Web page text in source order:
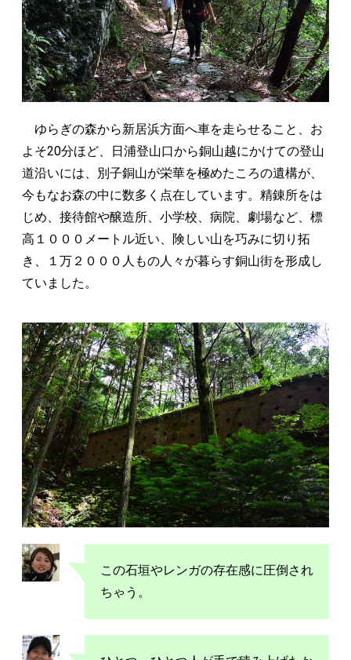
ゆらぎの森から新居浜方面へ車を走らせること、お
よそ20分ほど、日浦登山口から銅山越にかけての登山
道沿いには、別子銅山が栄華を極めたころの遺構が、
今もなお森の中に数多く点在しています。精錬所をは
じめ、接待館や醸造所、小学校、病院、劇場など、標
高１０００メートル近い、険しい山を巧みに切り拓
き、１万２０００人もの人々が暮らす銅山街を形成し
ていました。
この石垣やレンガの存在感に圧倒され
ちゃう。